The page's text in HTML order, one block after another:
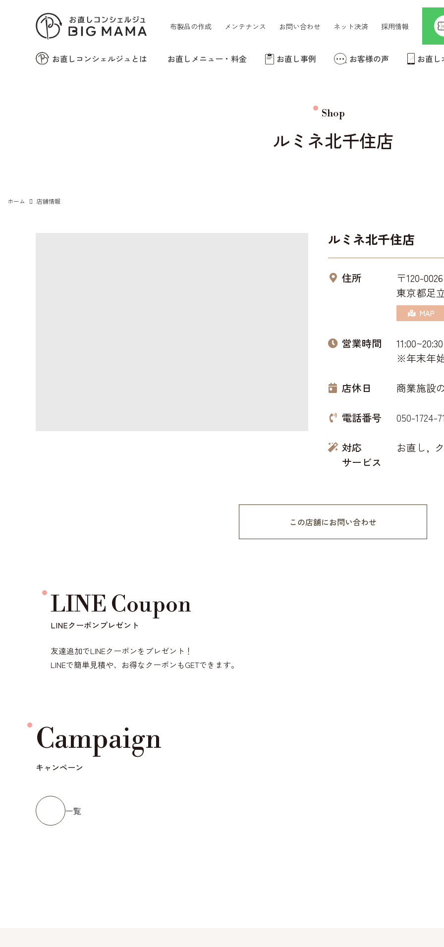
布製品の作成 メンテナンス お問い合わせ ネット決済 採用情報
お直しコンシェルジュとは お直しメニュー・料金
アクセサリーの修理 カーテンの裾上げ
お直し事例 お客様の声 お直し
Shop
ルミネ北千住店
ホーム 店舗情報
ルミネ北千住店
住所
〒120-0026
東京都足
MAP
営業時間
11:00~20:30
※年末年
店休日 商業施設
電話番号 050-1724-
対応
サービス
お直し
この店舗にお問い合わせ
LINE Coupon
LINEクーポンプレゼント
友達追加でLINEクーポンをプレゼント！
LINEで簡単見積や、お得なクーポンもGETできます。
Campaign
キャンペーン
一覧